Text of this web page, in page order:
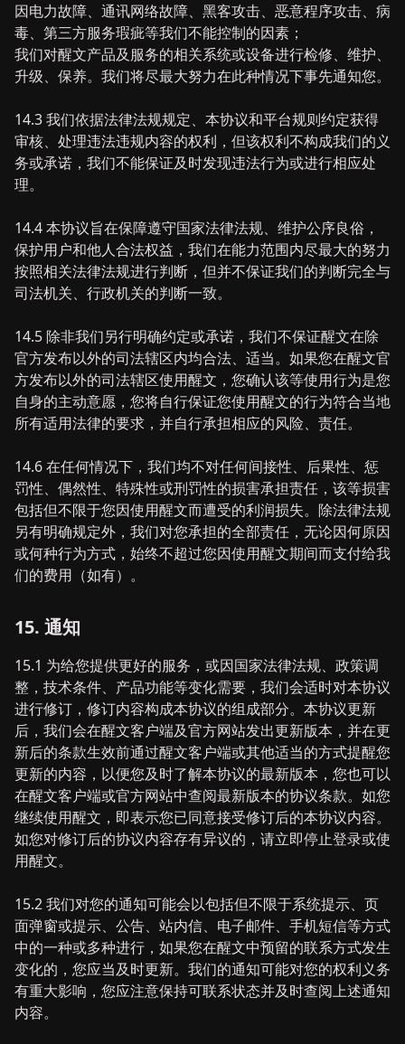
因电力故障、通讯网络故障、黑客攻击、恶意程序攻击、病
毒、第三方服务瑕疵等我们不能控制的因素；
我们对醒文产品及服务的相关系统或设备进行检修、维护、
升级、保养。我们将尽最大努力在此种情况下事先通知您。
14.3 我们依据法律法规规定、本协议和平台规则约定获得
审核、处理违法违规内容的权利，但该权利不构成我们的义
务或承诺，我们不能保证及时发现违法行为或进行相应处
理。
14.4 本协议旨在保障遵守国家法律法规、维护公序良俗，
保护用户和他人合法权益，我们在能力范围内尽最大的努力
按照相关法律法规进行判断，但并不保证我们的判断完全与
司法机关、行政机关的判断一致。
14.5 除非我们另行明确约定或承诺，我们不保证醒文在除
官方发布以外的司法辖区内均合法、适当。如果您在醒文官
方发布以外的司法辖区使用醒文，您确认该等使用行为是您
自身的主动意愿，您将自行保证您使用醒文的行为符合当地
所有适用法律的要求，并自行承担相应的风险、责任。
14.6 在任何情况下，我们均不对任何间接性、后果性、惩
罚性、偶然性、特殊性或刑罚性的损害承担责任，该等损害
包括但不限于您因使用醒文而遭受的利润损失。除法律法规
另有明确规定外，我们对您承担的全部责任，无论因何原因
或何种行为方式，始终不超过您因使用醒文期间而支付给我
们的费用（如有）。
15. 通知
15.1 为给您提供更好的服务，或因国家法律法规、政策调
整，技术条件、产品功能等变化需要，我们会适时对本协议
进行修订，修订内容构成本协议的组成部分。本协议更新
后，我们会在醒文客户端及官方网站发出更新版本，并在更
新后的条款生效前通过醒文客户端或其他适当的方式提醒您
更新的内容，以便您及时了解本协议的最新版本，您也可以
在醒文客户端或官方网站中查阅最新版本的协议条款。如您
继续使用醒文，即表示您已同意接受修订后的本协议内容。
如您对修订后的协议内容存有异议的，请立即停止登录或使
用醒文。
15.2 我们对您的通知可能会以包括但不限于系统提示、页
面弹窗或提示、公告、站内信、电子邮件、手机短信等方式
中的一种或多种进行，如果您在醒文中预留的联系方式发生
变化的，您应当及时更新。我们的通知可能对您的权利义务
有重大影响，您应注意保持可联系状态并及时查阅上述通知
内容。